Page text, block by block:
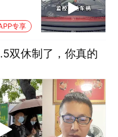
专享
双休制了，你真的